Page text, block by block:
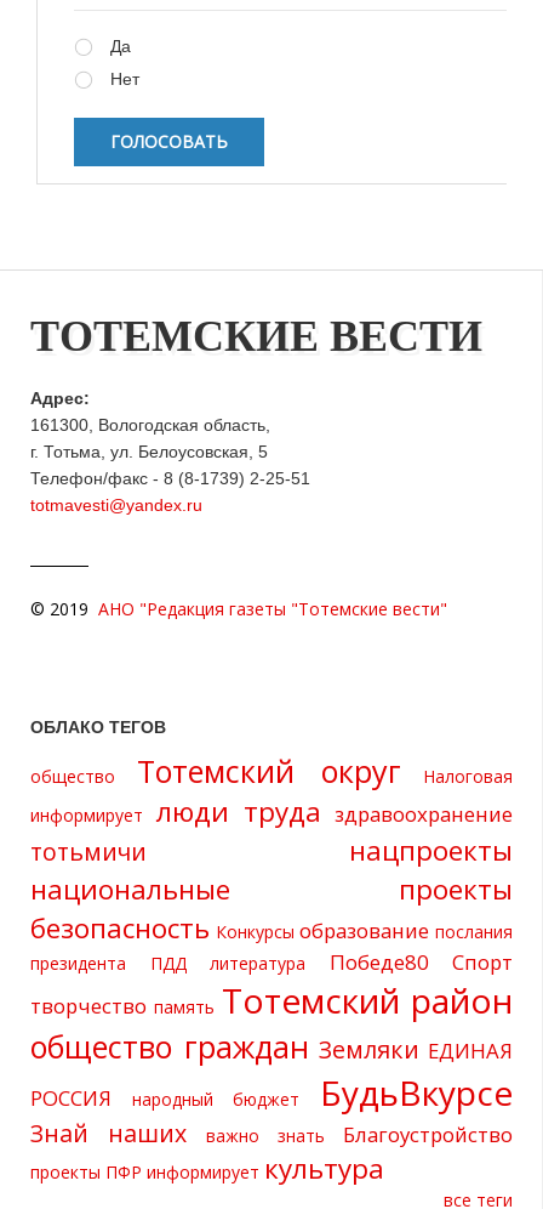
Да
Нет
ТОТЕМСКИЕ ВЕСТИ
Адрес:
161300, Вологодская область,
г. Тотьма, ул. Белоусовская, 5
Телефон/факс - 8 (8-1739) 2-25-51
totmavesti@yandex.ru
© 2019 АНО "Редакция газеты "Тотемские вести"
ОБЛАКО ТЕГОВ
общество Тотемский округ
Налоговая
информирует
люди труда здравоохранение
тотьмичи
нацпроекты
национальные проекты
безопасность Конкурсы образование послания
президента
ПДД литература Победе80
Спорт
творчество память Тотемский район
общество граждан Земляки ЕДИНАЯ
РОССИЯ
народный бюджет БудьВкурсе
Знай наших важно знать Благоустройство
проекты ПФР информирует культура
все теги